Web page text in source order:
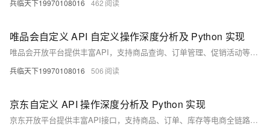
兵临天下19970108016 462
唯品会自定义 API 自定义操作深度分析及 Python 实现
唯品会开放平台提供丰富API，支持商品查询、订单管理、促销活动等电商全流程操作。基于OAuth 2.0认证机制，具备安全稳定的特点。通过组合调用基础接口，可实现数据聚合、流程自动化、监控预警及跨平台集成，广泛应用于供应链管理、数据分析和智能采购等领域。结合Python实现方案，可高效完成商品搜索、订单分析、库存监控等功能，提升电商运营效率。
兵临天下19970108016 506
京东自定义 API 操作深度分析及 Python 实现
京东开放平台提供丰富API接口，支持商品、订单、库存等电商全链路场景。通过自定义API组合调用，可实现店铺管理、数据分析、竞品监控等功能，提升运营效率。本文详解其架构、Python实现与应用策略。